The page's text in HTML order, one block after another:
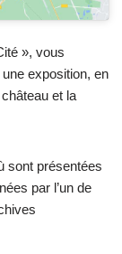
», vous
exposition, en
et la
sont présentées
par l’un de